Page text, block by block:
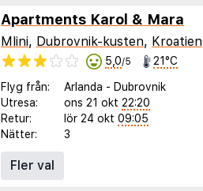
Apartments Karol & Mara
Mlini, Dubrovnik-kusten, Kroatien
5,0/5 21°C
Flyg från: Arlanda - Dubrovnik
Utresa:
ons 21 okt 22:20
Retur:
lör 24 okt 09:05
Nätter:
3
Fler val